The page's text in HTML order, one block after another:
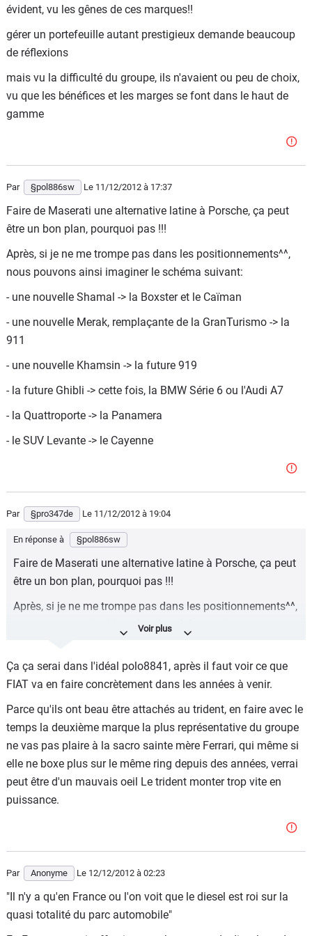
évident, vu les gênes de ces marques!!
gérer un portefeuille autant prestigieux demande beaucoup
de réflexions
mais vu la difficulté du groupe, ils n'avaient ou peu de choix,
vu que les bénéfices et les marges se font dans le haut de
gamme
Par §pol886sw Le 11/12/2012 à 17:37
Faire de Maserati une alternative latine à Porsche, ça peut
être un bon plan, pourquoi pas !!!
Après, si je ne me trompe pas dans les positionnements^^,
nous pouvons ainsi imaginer le schéma suivant:
- une nouvelle Shamal -> la Boxster et le Caïman
- une nouvelle Merak, remplaçante de la GranTurismo -> la
911
- une nouvelle Khamsin -> la future 919
- la future Ghibli -> cette fois, la BMW Série 6 ou l'Audi A7
- la Quattroporte -> la Panamera
- le SUV Levante -> le Cayenne
Par §pro347de Le 11/12/2012 à 19:04
En réponse à §pol886sw
Faire de Maserati une alternative latine à Porsche, ça peut
être un bon plan, pourquoi pas !!!
Après, si je ne me trompe pas dans les positionnements^^,
nous pouvons ainsi imaginer le schéma suivant:
- une nouvelle Merak, remplaçante de la GranTurismo -> la
911
- une nouvelle Khamsin -> la future 919
- la future Ghibli -> cette fois, la BMW Série 6 ou l'Audi A7
- la Quattroporte -> la Panamera
- le SUV Levante -> le Cayenne
Ça ça serai dans l'idéal polo8841, après il faut voir ce que
FIAT va en faire concrètement dans les années à venir.
Parce qu'ils ont beau être attachés au trident, en faire avec le
temps la deuxième marque la plus représentative du groupe
ne vas pas plaire à la sacro sainte mère Ferrari, qui même si
elle ne boxe plus sur le même ring depuis des années, verrai
peut être d'un mauvais oeil Le trident monter trop vite en
puissance.
Par Anonyme Le 12/12/2012 à 02:23
"Il n'y a qu'en France ou l'on voit que le diesel est roi sur la
quasi totalité du parc automobile"